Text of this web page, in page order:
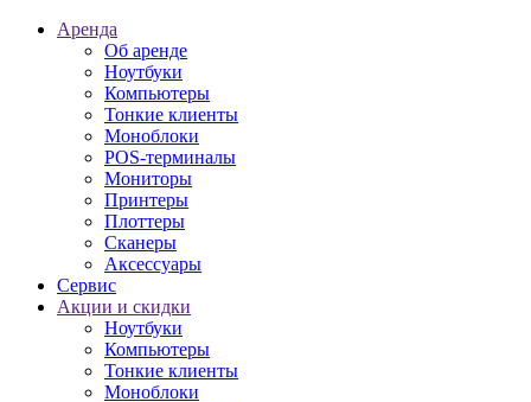
Аренда
Об аренде
Ноутбуки
Компьютеры
Тонкие клиенты
Моноблоки
POS-терминалы
Мониторы
Принтеры
Плоттеры
Сканеры
Аксессуары
Сервис
Акции и скидки
Ноутбуки
Компьютеры
Тонкие клиенты
Моноблоки